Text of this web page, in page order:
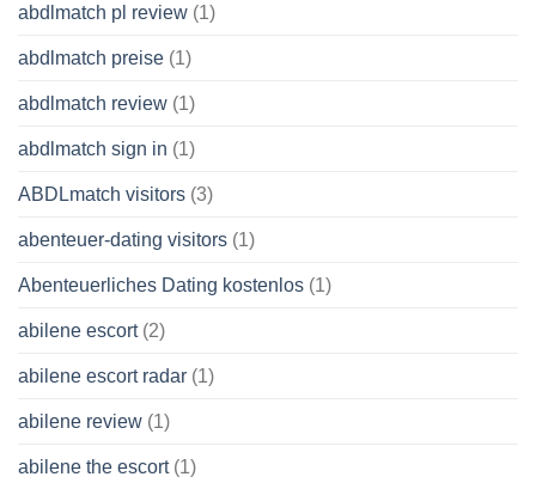
abdlmatch pl review (1)
abdlmatch preise (1)
abdlmatch review (1)
abdlmatch sign in (1)
ABDLmatch visitors (3)
abenteuer-dating visitors (1)
Abenteuerliches Dating kostenlos (1)
abilene escort(2)
abilene escort radar (1)
abilene review (1)
abilene the escort(1)